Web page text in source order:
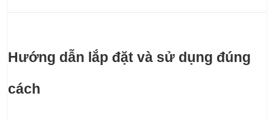
Hướng dẫn lắp đặt và sử dụng đúng
cách